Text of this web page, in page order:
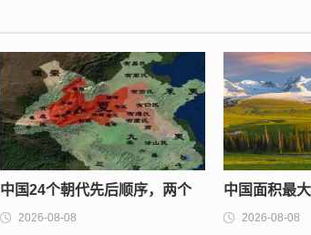
中国24个朝代先后顺序，两个
乱世上榜，第五存在时间最短
2026-08-08
中国面积最
界屋脊排第
2026-08-08